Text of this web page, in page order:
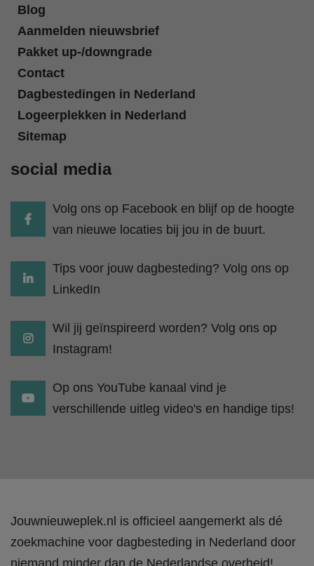
Blog
Aanmelden nieuwsbrief
Pakket up-/downgrade
Contact
Dagbestedingen in Nederland
Logeerplekken in Nederland
Sitemap
social media
Volg ons op Facebook en blijf op de hoogte
van nieuwe locaties bij jou in de buurt.
Tips voor jouw dagbesteding? Volg ons op
LinkedIn
Wil jij geïnspireerd worden? Volg ons op
Instagram!
Op ons YouTube kanaal vind je
verschillende uitleg video's en handige tips!
Jouwnieuweplek.nl is officieel aangemerkt als dé
zoekmachine voor dagbesteding in Nederland door
niemand minder dan de Nederlandse overheid!